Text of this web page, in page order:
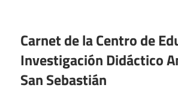
Carnet de la Centro de
Investigación Didáctico
San Sebastián